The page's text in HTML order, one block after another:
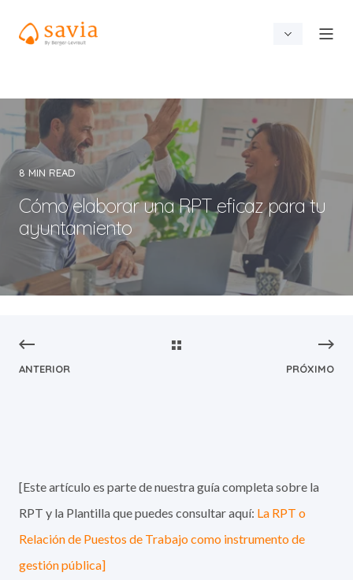
8 MIN READ
Cómo elaborar una RPT eficaz para tu
ayuntamiento
ANTERIOR PRÓXIMO
[Este artículo es parte de nuestra guía completa sobre la
RPT y la Plantilla que puedes consultar aquí: La RPT o
Relación de Puestos de Trabajo como instrumento de
gestión pública]